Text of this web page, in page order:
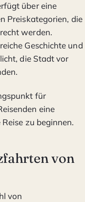
über eine
Preiskategorien, die
werden.
Geschichte und
die Stadt vor
für
eine
zu beginnen.
von
von